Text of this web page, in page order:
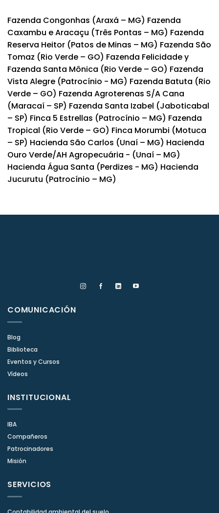
Fazenda Congonhas (Araxá – MG) Fazenda
Caxambu e Aracaçu (Três Pontas – MG) Fazenda
Reserva Heitor (Patos de Minas – MG) Fazenda São
Tomaz (Rio Verde – GO) Fazenda Felicidade y
Fazenda Santa Mônica (Rio Verde – GO) Fazenda
Vista Alegre (Patrocínio - MG) Fazenda Batuta (Rio
Verde – GO) Fazenda Agroterenas S/A Cana
(Maracaí – SP) Fazenda Santa Izabel (Jaboticabal
– SP) Finca 5 Estrellas (Patrocínio – MG) Fazenda
Tropical (Rio Verde – GO) Finca Morumbi (Motuca
– SP) Hacienda São Carlos (Unaí – MG) Hacienda
Ouro Verde/AH Agropecuária - (Unaí – MG)
Hacienda Água Santa (Perdizes - MG) Hacienda
Jucurutu (Patrocínio – MG)
COMUNICACIÓN
Blog
Biblioteca
Eventos y Cursos
Vídeos
INSTITUCIONAL
IBA
Compañeros
Patrocinadores
Misión
SERVICIOS